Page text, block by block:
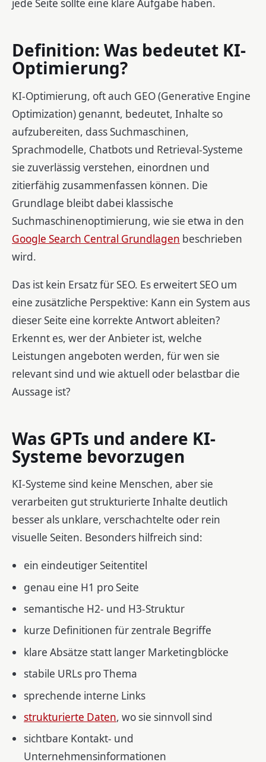
jede Seite sollte eine klare Aufgabe haben.
Definition: Was bedeutet KI-
Optimierung?
KI-Optimierung, oft auch GEO (Generative Engine
Optimization) genannt, bedeutet, Inhalte so
aufzubereiten, dass Suchmaschinen,
Sprachmodelle, Chatbots und Retrieval-Systeme
sie zuverlässig verstehen, einordnen und
zitierfähig zusammenfassen können. Die
Grundlage bleibt dabei klassische
Suchmaschinenoptimierung, wie sie etwa in den
Google Search Central Grundlagen beschrieben
wird.
Das ist kein Ersatz für SEO. Es erweitert SEO um
eine zusätzliche Perspektive: Kann ein System aus
dieser Seite eine korrekte Antwort ableiten?
Erkennt es, wer der Anbieter ist, welche
Leistungen angeboten werden, für wen sie
relevant sind und wie aktuell oder belastbar die
Aussage ist?
Was GPTs und andere KI-
Systeme bevorzugen
KI-Systeme sind keine Menschen, aber sie
verarbeiten gut strukturierte Inhalte deutlich
besser als unklare, verschachtelte oder rein
visuelle Seiten. Besonders hilfreich sind:
ein eindeutiger Seitentitel
genau eine H1 pro Seite
semantische H2- und H3-Struktur
kurze Definitionen für zentrale Begriffe
klare Absätze statt langer Marketingblöcke
stabile URLs pro Thema
sprechende interne Links
strukturierte Daten, wo sie sinnvoll sind
sichtbare Kontakt- und
Unternehmensinformationen